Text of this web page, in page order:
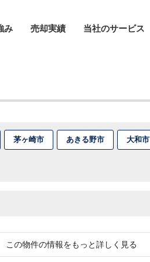
み 売却実績 当社のサービス
茅ヶ崎市 あきる野市 大和市
この物件の情報をもっと詳しく見る